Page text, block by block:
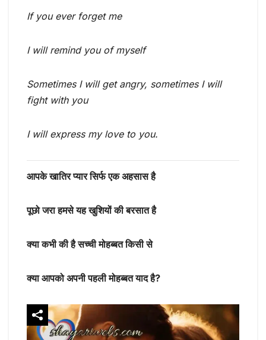
If you ever forget me
I will remind you of myself
Sometimes I will get angry, sometimes I will
fight with you
I will express my love to you.
आपके खातिर प्यार सिर्फ एक अहसास है
पूछो जरा हमसे यह खुशियों की बरसात है
क्या कभी की है सच्ची मोहब्बत किसी से
क्या आपको अपनी पहली मोहब्बत याद है?